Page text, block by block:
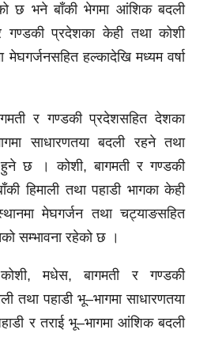
छ भने बाँकी भेगमा आंशिक बदली
प्रदेशका केही तथा कोशी
हल्कादेखि मध्यम वर्षा
र गण्डकी प्रदेशसहित देशका
साधारणतया बदली रहने तथा
छ । कोशी, बागमती र गण्डकी
हिमाली तथा पहाडी भागका केही
मेघगर्जन तथा चट्याङसहित
सम्भावना रहेको छ ।
मधेस, बागमती र गण्डकी
तथा पहाडी भू–भागमा साधारणतया
र तराई भू–भागमा आंशिक बदली